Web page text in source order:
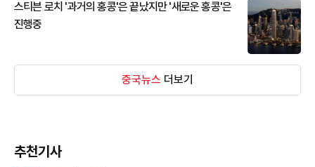
스티븐 로치 '과거의 홍콩'은 끝났지만 '새로운 홍콩'은
진행중
중국뉴스 더보기
추천기사